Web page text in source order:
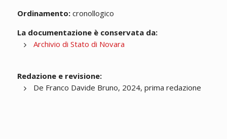
Ordinamento:cronollogico
La documentazione è conservata da:
Archivio di Stato di Novara
Redazione e revisione:
De Franco Davide Bruno, 2024, prima redazione